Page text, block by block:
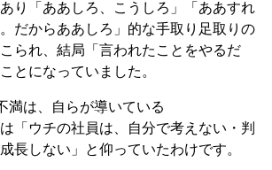
り「ああしろ、こうしろ」「ああすれ
だからああしろ」的な手取り足取りの
られ、結局「言われたことをやるだ
とになっていました。
満は、自らが導いている
「ウチの社員は、自分で考えない・判
長しない」と仰っていたわけです。